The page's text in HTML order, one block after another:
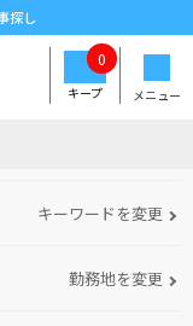
探し
メニュー
キープ
0
キーワードを変更
勤務地を変更